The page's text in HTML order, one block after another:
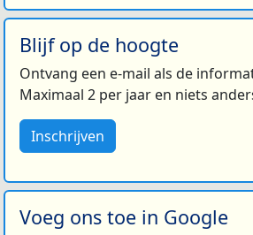
Blijf op de hoogte
Ontvang een e-mail als de
Maximaal 2 per jaar en niets
Inschrijven
Voeg ons toe in Google